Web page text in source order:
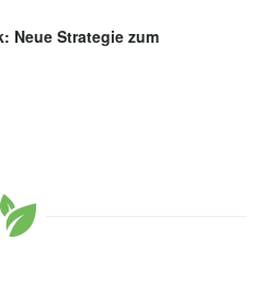
Neue Strategie zum